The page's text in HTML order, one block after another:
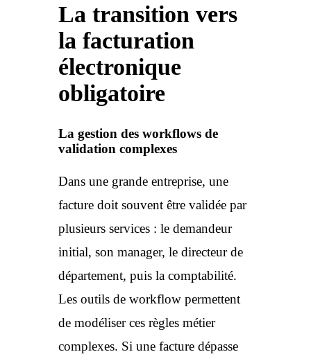
La transition vers
la facturation
électronique
obligatoire
La gestion des workflows de
validation complexes
Dans une grande entreprise, une
facture doit souvent être validée par
plusieurs services : le demandeur
initial, son manager, le directeur de
département, puis la comptabilité.
Les outils de workflow permettent
de modéliser ces règles métier
complexes. Si une facture dépasse